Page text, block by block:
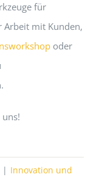
für
mit Kunden,
oder
| Innovation und